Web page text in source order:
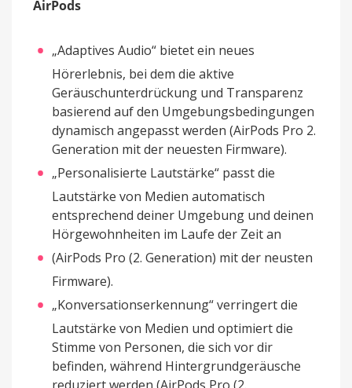
AirPods
„Adaptives Audio“ bietet ein neues
Hörerlebnis, bei dem die aktive
Geräuschunterdrückung und Transparenz
basierend auf den Umgebungsbedingungen
dynamisch angepasst werden (AirPods Pro 2.
Generation mit der neuesten Firmware).
„Personalisierte Lautstärke“ passt die
Lautstärke von Medien automatisch
entsprechend deiner Umgebung und deinen
Hörgewohnheiten im Laufe der Zeit an
(AirPods Pro (2. Generation) mit der neusten
Firmware).
„Konversationserkennung“ verringert die
Lautstärke von Medien und optimiert die
Stimme von Personen, die sich vor dir
befinden, während Hintergrundgeräusche